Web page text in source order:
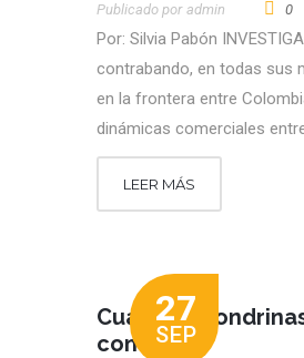
Publicado por Admin 0
Por: Silvia Pabón
contrabando, en todas sus
en la frontera entre
dinámicas comerciales
LEER MÁS
27
SEP
Cuatro
completo